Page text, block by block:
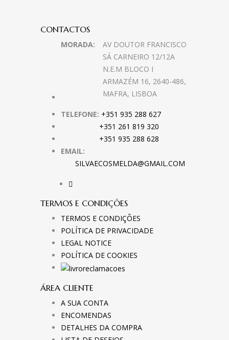
CONTACTOS
MORADA:
AV DOUTOR FRANCISCO
SÁ CARNEIRO 12/12A
N.E.M BLOCO I
ARMAZÉM 16, 2640-486,
MAFRA, LISBOA
TELEFONE: +351 935 288 627
+351 261 819 320
+351 935 288 628
EMAIL:
SILVAECOSMELDA@GMAIL.COM
TERMOS E CONDIÇÕES
TERMOS E CONDIÇÕES
POLÍTICA DE PRIVACIDADE
LEGAL NOTICE
POLÍTICA DE COOKIES
ÁREA CLIENTE
A SUA CONTA
ENCOMENDAS
DETALHES DA COMPRA